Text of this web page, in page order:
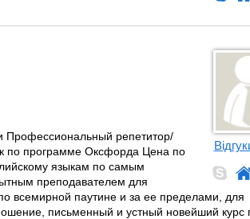
Профессиональный репетитор/
по программе Оксфорда Цена по
языкам по самым
преподавателем для
всемирной паутине и за ее пределами, для
письменный и устный новейший курс